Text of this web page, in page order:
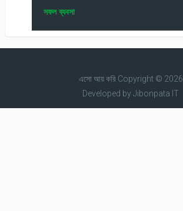
সফল ব্যবসা
এসো আয় করিCopyright © 2026.
Developed byJibonpata IT